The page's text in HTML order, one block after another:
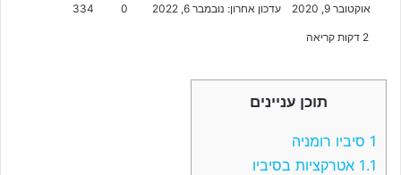
אוקטובר 9, 2020 עדכון אחרון: נובמבר 6, 2022 0
334
תוכן עניינים
1 סיביו רומניה
1.1 אטרקציות בסיביו